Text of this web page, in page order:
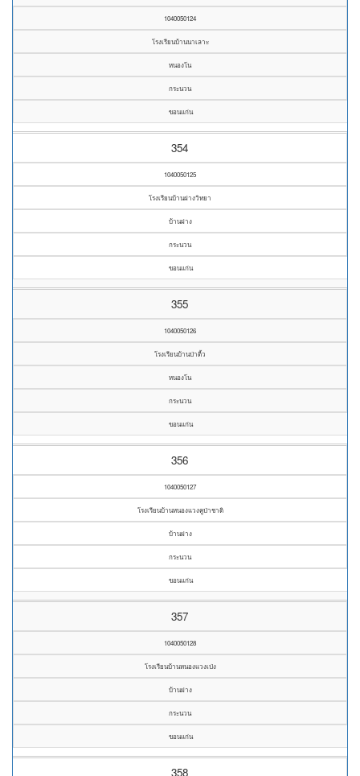
1040050124
โรงเรียนบ้านนาเลาะ
หนองโน
กระนวน
ขอนแก่น
354
1040050125
โรงเรียนบ้านฝางวิทยา
บ้านฝาง
กระนวน
ขอนแก่น
355
1040050126
โรงเรียนบ้านป่าติ้ว
หนองโน
กระนวน
ขอนแก่น
356
1040050127
โรงเรียนบ้านหนองแวงคูป่าชาติ
บ้านฝาง
กระนวน
ขอนแก่น
357
1040050128
โรงเรียนบ้านหนองแวงเป่ง
บ้านฝาง
กระนวน
ขอนแก่น
358